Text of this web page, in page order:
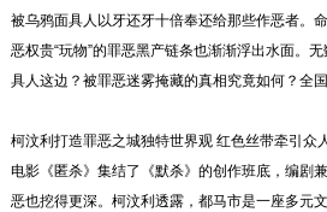
被乌鸦面具人以牙还牙十倍奉还给那些作恶者。
恶权贵“玩物”的罪恶黑产链条也渐渐浮出水面。
具人这边？被罪恶迷雾掩藏的真相究竟如何？全
柯汶利打造罪恶之城独特世界观 红色丝带牵引众
电影《匿杀》集结了《默杀》的创作班底，编剧
恶也挖得更深。柯汶利透露，都马市是一座多元